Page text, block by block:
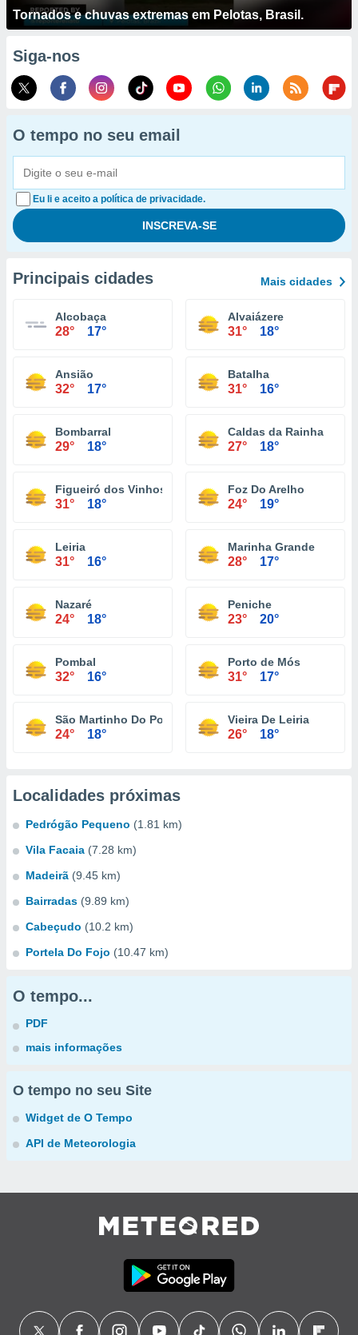
Tornados e chuvas extremas em Pelotas, Brasil.
Siga-nos
O tempo no seu email
Eu li e aceito a política de privacidade.
Principais cidades Mais cidades
Alcobaça
28° 17°
Alvaiázere
31° 18°
Ansião
32° 17°
Batalha
31° 16°
Bombarral
29° 18°
Caldas da Rainha
27° 18°
Figueiró dos Vinhos
31° 18°
Foz Do Arelho
24° 19°
Leiria
31° 16°
Marinha Grande
28° 17°
Nazaré
24° 18°
Peniche
23° 20°
Pombal
32° 16°
Porto de Mós
31° 17°
São Martinho Do Porto
24° 18°
Vieira De Leiria
26° 18°
Localidades próximas
Pedrógão Pequeno (1.81 km)
Vila Facaia (7.28 km)
Madeirã (9.45 km)
Bairradas (9.89 km)
Cabeçudo (10.2 km)
Portela Do Fojo (10.47 km)
O tempo...
PDF
mais informações
O tempo no seu Site
Widget de O Tempo
API de Meteorologia